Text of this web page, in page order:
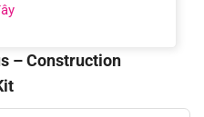
– Construction